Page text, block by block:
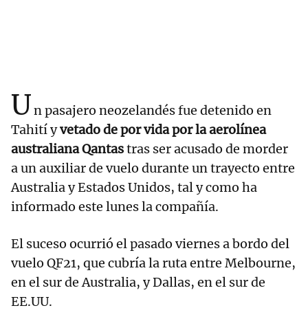
Un pasajero neozelandés fue detenido en
Tahití yvetado de por vida por la aerolínea
australiana Qantastras ser acusado de morder
a un auxiliar de vuelo durante un trayecto entre
Australia y Estados Unidos, tal y como ha
informado este lunes la compañía.
El suceso ocurrió el pasado viernes a bordo del
vuelo QF21, que cubría la ruta entre Melbourne,
en el sur de Australia, y Dallas, en el sur de
EE.UU.